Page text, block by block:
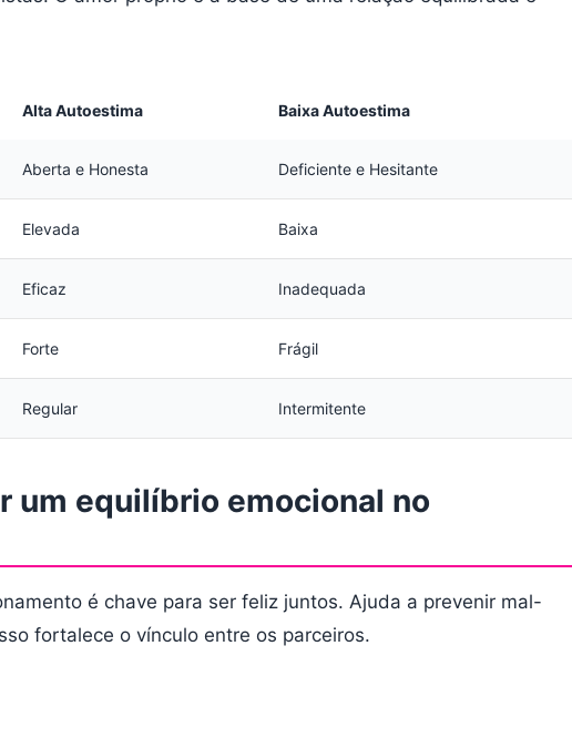
Alta Autoestima Baixa Autoestima
Aberta e Honesta Deficiente e Hesitante
Elevada Baixa
Eficaz Inadequada
Forte Frágil
Regular Intermitente
um equilíbrio emocional no
é chave para ser feliz juntos. Ajuda a prevenir mal-
fortalece o vínculo entre os parceiros.